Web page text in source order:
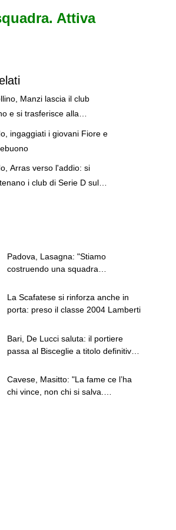
Attiva
Manzi lascia il club
e si trasferisce alla
ingaggiati i giovani Fiore e
Arras verso l'addio: si
i club di Serie D sul
Padova, Lasagna: "Stiamo
costruendo una squadra
La Scafatese si rinforza anche in
porta: preso il classe 2004 Lamberti
Bari, De Lucci saluta: il portiere
passa al Bisceglie a titolo definitivo.
Cavese, Masitto: "La fame ce l’ha
chi vince, non chi si salva.